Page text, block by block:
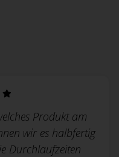
Produkt am
wir es halbfertig
Durchlaufzeiten